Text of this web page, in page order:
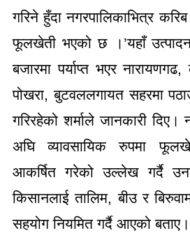
गरिने हुँदा नगरपालिकाभित्र
फूलखेती भएको छ ।’यहाँ
बजारमा पर्याप्त भएर नारायणगढ,
पोखरा, बुटवललगायत सहरमा
गरिरहेको शर्माले जानकारी दिए।
अघि व्यावसायिक रुपमा
आकर्षित गरेको उल्लेख गर्दै
किसानलाई तालिम, बीउ र
सहयोग नियमित गर्दै आएको बताए।